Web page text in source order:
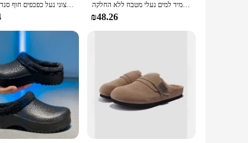
קיץ גברים נשים כפכפים הסוואה פלטפורמת חיצוני נעל כפכפים חוף סנדלי זכר רך EVA מקורה בית שקופיות מאהב כפכפים נעלי שף ארבע עונות קיץ נעלי בית קיץ עמיד למים נעלי מטבח ללא החלקה
₪48.26